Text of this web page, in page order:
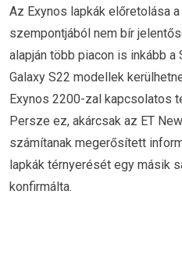
Az Exynos lapkák előretolása
szempontjából nem bír
alapján több piacon is inkább
Galaxy S22 modellek
Exynos 2200-zal kapcsolatos
Persze ez, akárcsak az ET
számítanak megerősített
lapkák térnyerését egy másik
konfirmálta.